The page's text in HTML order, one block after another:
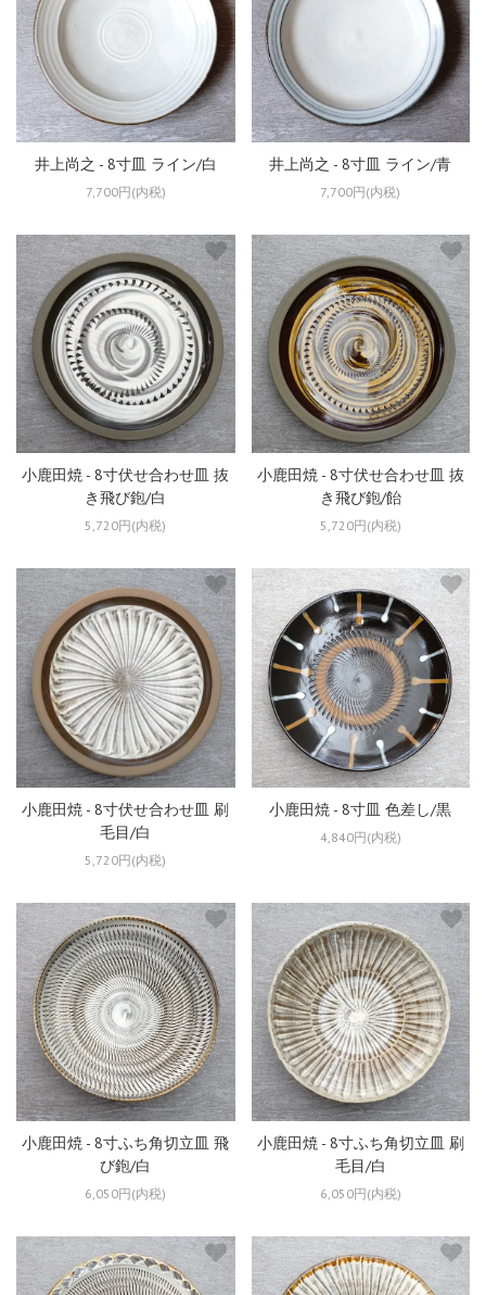
井上尚之 - 8寸皿 ライン/白
7,700円(内税)
井上尚之 - 8寸皿 ライン/青
7,700円(内税)
小鹿田焼 - 8寸伏せ合わせ皿 抜
き飛び鉋/白
5,720円(内税)
小鹿田焼 - 8寸伏せ合わせ皿 抜
き飛び鉋/飴
5,720円(内税)
小鹿田焼 - 8寸伏せ合わせ皿 刷
毛目/白
5,720円(内税)
小鹿田焼 - 8寸皿 色差し/黒
4,840円(内税)
小鹿田焼 - 8寸ふち角切立皿 飛
び鉋/白
6,050円(内税)
小鹿田焼 - 8寸ふち角切立皿 刷
毛目/白
6,050円(内税)